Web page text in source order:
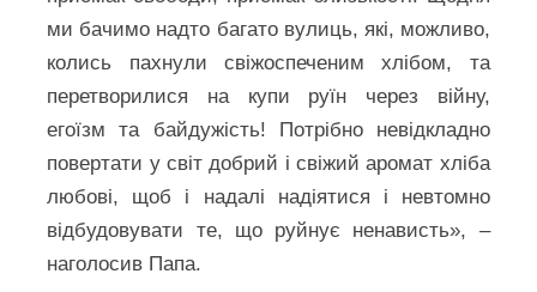
ми бачимо надто багато вулиць, які, можливо,
колись пахнули свіжоспеченим хлібом, та
перетворилися на купи руїн через війну,
егоїзм та байдужість! Потрібно невідкладно
повертати у світ добрий і свіжий аромат хліба
любові, щоб і надалі надіятися і невтомно
відбудовувати те, що руйнує ненависть», –
наголосив Папа.